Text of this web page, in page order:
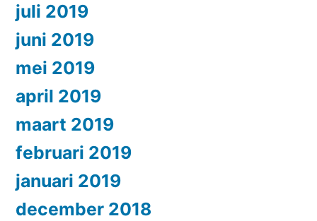
juli 2019
juni 2019
mei 2019
april 2019
maart 2019
februari 2019
januari 2019
december 2018